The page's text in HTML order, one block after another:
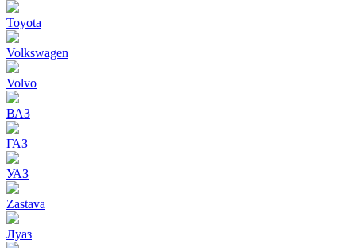
Toyota
Volkswagen
Volvo
ВАЗ
ГАЗ
УАЗ
Zastava
Луаз